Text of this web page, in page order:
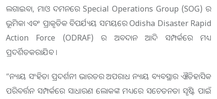
ଲଗାଇବା, ମାଓ ଦମନରେ Special Operations Group (SOG) ର
ଭୂମିକା ଏବଂ ପ୍ରାକୃତିକ ବିପର୍ଯ୍ୟୟ ସମୟରେ Odisha Disaster Rapid
Action Force (ODRAF) ର ଅବଦାନ ଆଦି ସମ୍ପର୍କରେ ମଧ୍ୟ
ପ୍ରଦର୍ଶିତକରାଯିବ ।
“ନ୍ୟାୟ ସଂହିତା ପ୍ରଦର୍ଶନୀ ଭାରତର ଅପରାଧ ନ୍ୟାୟ ବ୍ୟବସ୍ଥାର ଐତିହାସିକ
ପରିବର୍ତ୍ତନ ସମ୍ପର୍କରେ ସାଧାରଣ ଲୋକଙ୍କ ମଧ୍ୟରେ ସଚେତନତା ସୃଷ୍ଟି ପାଇଁ